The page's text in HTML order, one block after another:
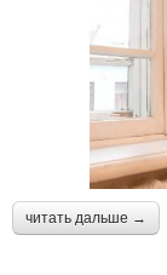
читать дальше →